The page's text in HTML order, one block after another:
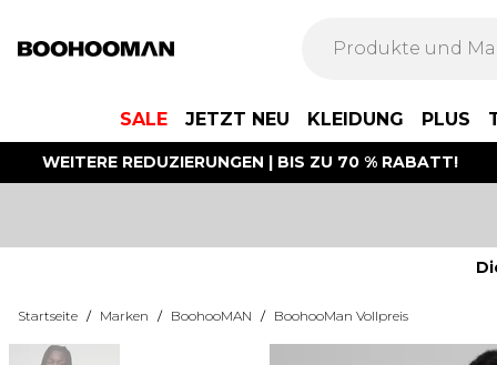
SALE JETZT NEU KLEIDUNG PLUS
WEITERE REDUZIERUNGEN | BIS ZU 70 % RABATT!
Startseite / Marken / BoohooMAN / BoohooMan Vollpreis